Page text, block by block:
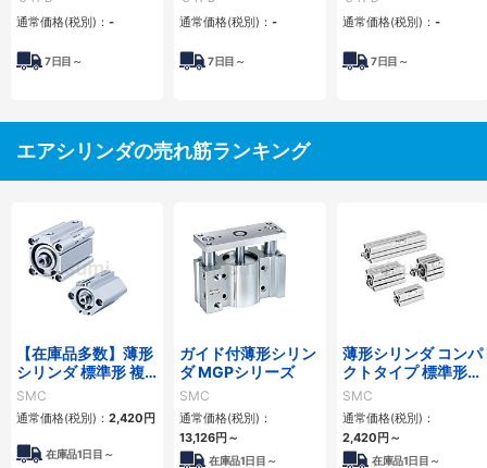
通常価格(税別)： -
7日目～
通常価格(税別)： -
7日目～
通常価格(税別)： -
7日目～
エアシリンダの売れ筋ランキング
【在庫品多数】薄形
シリンダ 標準形 複
動・片ロッド CQ2
シリーズ
SMC
通常価格(税別)： 2,420 円
在庫品1日目～
ガイド付薄形シリン
ダ MGPシリーズ
SMC
通常価格(税別)：
13,126円 ～
在庫品1日目～
薄形シリンダ コンパ
クトタイプ 標準形
複動 片ロッド CQS
シリーズ
SMC
通常価格(税別)：
2,420 円 ～
在庫品1日目～